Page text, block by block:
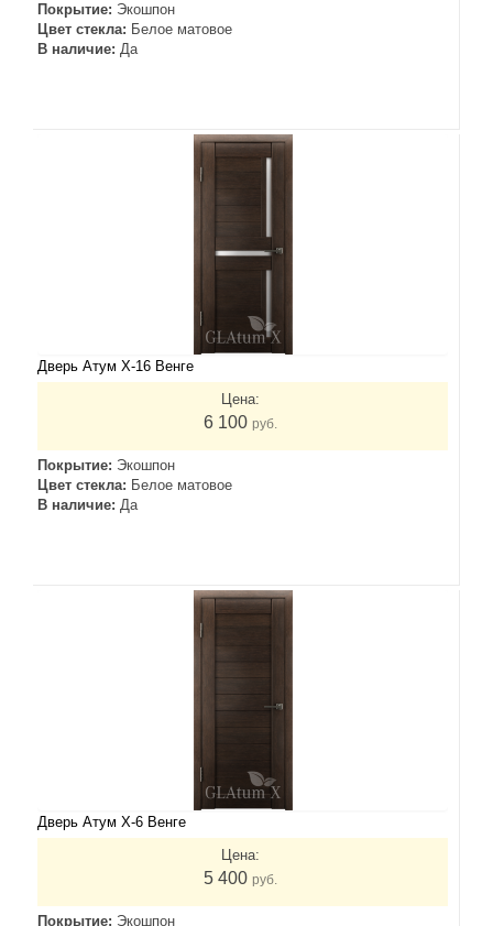
Покрытие: Экошпон
Цвет стекла: Белое матовое
В наличие: Да
Дверь Атум Х-16 Венге
Цена:
6 100 руб.
Покрытие: Экошпон
Цвет стекла: Белое матовое
В наличие: Да
Дверь Атум X-6 Венге
Цена:
5 400 руб.
Покрытие: Экошпон